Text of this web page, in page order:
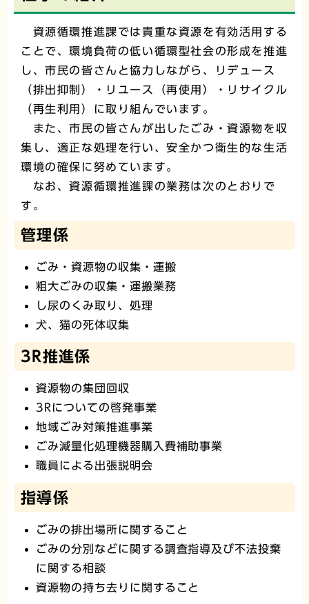
資源循環推進課では貴重な資源を有効活用する
ことで、環境負荷の低い循環型社会の形成を推進
し、市民の皆さんと協力しながら、リデュース
（排出抑制）・リユース（再使用）・リサイクル
（再生利用）に取り組んでいます。
また、市民の皆さんが出したごみ・資源物を収
集し、適正な処理を行い、安全かつ衛生的な生活
環境の確保に努めています。
なお、資源循環推進課の業務は次のとおりで
す。
管理係
ごみ・資源物の収集・運搬
粗大ごみの収集・運搬業務
し尿のくみ取り、処理
犬、猫の死体収集
3R推進係
資源物の集団回収
3Rについての啓発事業
地域ごみ対策推進事業
ごみ減量化処理機器購入費補助事業
職員による出張説明会
指導係
ごみの排出場所に関すること
ごみの分別などに関する調査指導及び不法投棄
に関する相談
資源物の持ち去りに関すること